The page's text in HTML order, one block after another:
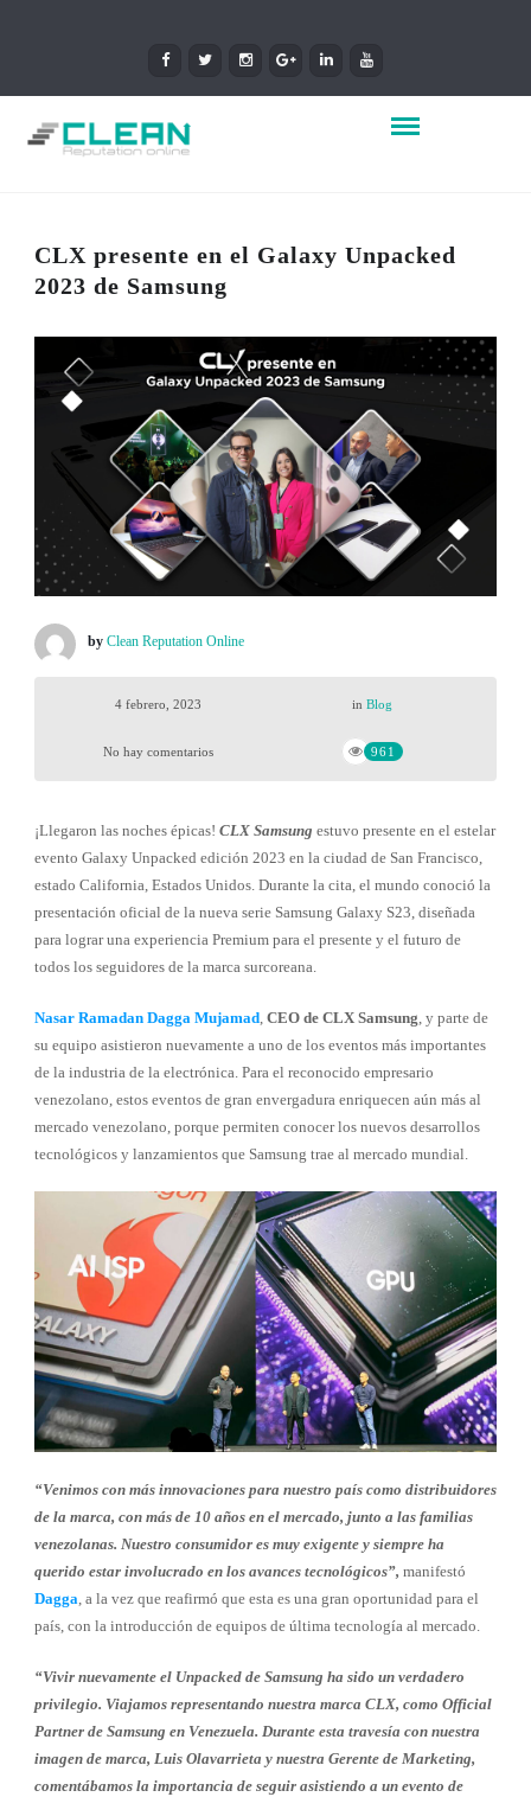
CLX presente en el Galaxy Unpacked
2023 de Samsung
by Clean Reputation Online
4 febrero, 2023 in Blog
No hay comentarios 961
¡Llegaron las noches épicas! CLX Samsung estuvo presente en el estelar
evento Galaxy Unpacked edición 2023 en la ciudad de San Francisco,
estado California, Estados Unidos. Durante la cita, el mundo conoció la
presentación oficial de la nueva serie Samsung Galaxy S23, diseñada
para lograr una experiencia Premium para el presente y el futuro de
todos los seguidores de la marca surcoreana.
Nasar Ramadan Dagga Mujamad, CEO de CLX Samsung, y parte de
su equipo asistieron nuevamente a uno de los eventos más importantes
de la industria de la electrónica. Para el reconocido empresario
venezolano, estos eventos de gran envergadura enriquecen aún más al
mercado venezolano, porque permiten conocer los nuevos desarrollos
tecnológicos y lanzamientos que Samsung trae al mercado mundial.
“Venimos con más innovaciones para nuestro país como distribuidores
de la marca, con más de 10 años en el mercado, junto a las familias
venezolanas. Nuestro consumidor es muy exigente y siempre ha
querido estar involucrado en los avances tecnológicos”, manifestó
Dagga , a la vez que reafirmó que esta es una gran oportunidad para el
país, con la introducción de equipos de última tecnología al mercado.
“Vivir nuevamente el Unpacked de Samsung ha sido un verdadero
privilegio. Viajamos representando nuestra marca CLX, como Official
Partner de Samsung en Venezuela. Durante esta travesía con nuestra
imagen de marca, Luis Olavarrieta y nuestra Gerente de Marketing,
comentábamos la importancia de seguir asistiendo a un evento de